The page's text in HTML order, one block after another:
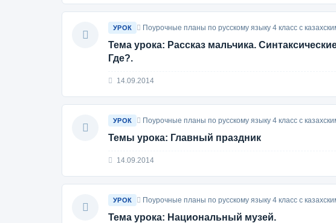
УРОК Поурочные планы по русскому языку 4 класс с
Тема урока: Рассказ мальчика.
Где?.
14.09.2014
УРОК Поурочные планы по русскому языку 4 класс с
Темы урока: Главный праздник
14.09.2014
УРОК Поурочные планы по русскому языку 4 класс с
Тема урока: Национальный музей.